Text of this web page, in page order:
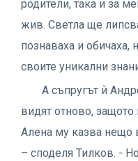
родители, така и за
жив. Светла ще
познаваха и обичаха,
своите уникални
А съпругът ѝ
видят отново,
Алена му казва нещо
– споделя Тилков. -